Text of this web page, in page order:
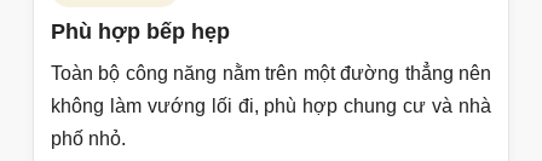
Phù hợp bếp hẹp
Toàn bộ công năng nằm trên một đường thẳng nên
không làm vướng lối đi, phù hợp chung cư và nhà
phố nhỏ.